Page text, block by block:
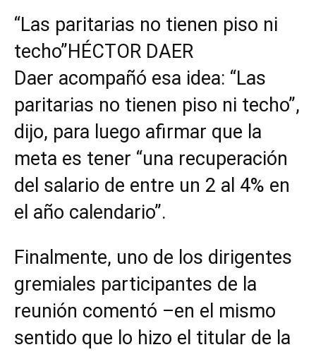
“Las paritarias no tienen piso ni
techo”HÉCTOR DAER
Daer acompañó esa idea: “Las
paritarias no tienen piso ni techo”,
dijo, para luego afirmar que la
meta es tener “una recuperación
del salario de entre un 2 al 4% en
el año calendario”.
Finalmente, uno de los dirigentes
gremiales participantes de la
reunión comentó –en el mismo
sentido que lo hizo el titular de la